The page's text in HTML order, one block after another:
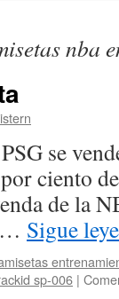
nba
istern
se
ciento
de la
… Sigue
sp-006 |